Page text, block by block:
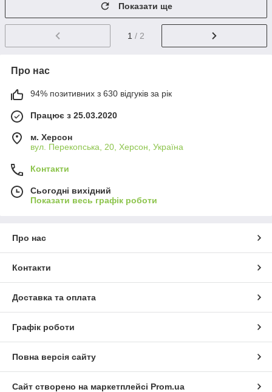
Показати ще
1 / 2
Про нас
94% позитивних з 630 відгуків за рік
Працює з 25.03.2020
м. Херсон
вул. Перекопська, 20, Херсон, Україна
Контакти
Сьогодні вихідний
Показати весь графік роботи
Про нас
Контакти
Доставка та оплата
Графік роботи
Повна версія сайту
Сайт створено на маркетплейсі Prom.ua